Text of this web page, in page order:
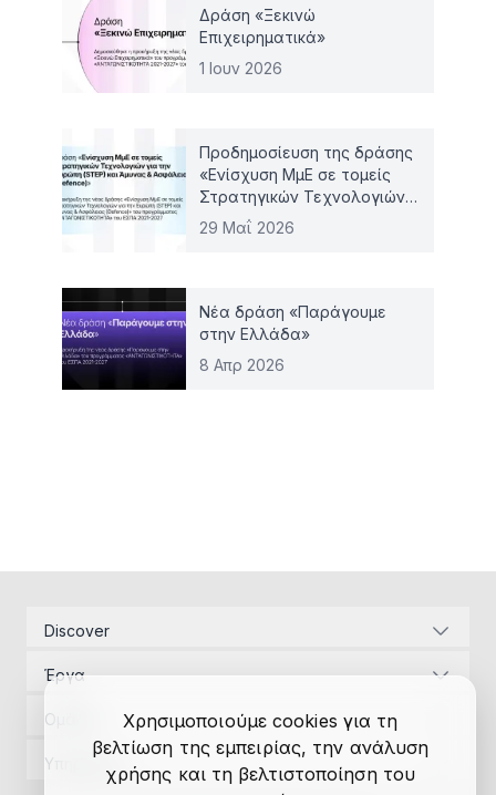
Δράση «Ξεκινώ
Επιχειρηματικά»
1 Ιουν 2026
Προδημοσίευση της δράσης
«Ενίσχυση ΜμΕ σε τομείς
Στρατηγικών Τεχνολογιών
για την Ευρώπη (STEP) και
29 Μαΐ 2026
Νέα δράση «Παράγουμε
στην Ελλάδα»
8 Απρ 2026
Χρησιμοποιούμε cookies για τη
βελτίωση της εμπειρίας, την ανάλυση
χρήσης και τη βελτιστοποίηση του
Discover
Ενεργειακές υποδομές
Αναπτυξιακός Νόμος
Επικοινωνία
Έργα
Μελέτες εφαρμογής
Αδειοδοτήσεις
Χρηματοδοτήσεις
Ομάδα
Διαχείριση Έργων
Μελέτες εφαρμογής
Υπηρεσίες